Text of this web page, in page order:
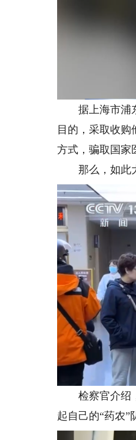
据上海市浦东
目的，采取收
方式，骗取国家
那么，如此大
检察官介绍，
起自己的“药农”